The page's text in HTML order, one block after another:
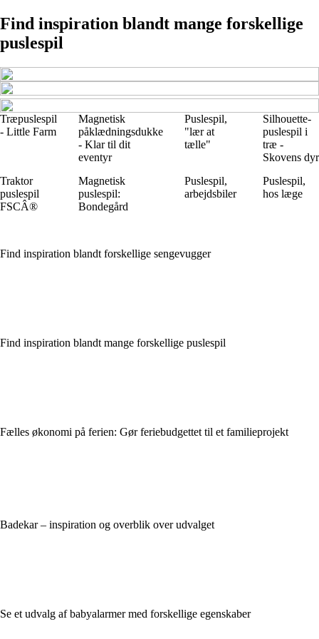
Find inspiration blandt mange forskellige
puslespil
Træpuslespil
- Little Farm
Magnetisk
påklædningsdukke
- Klar til dit
eventyr
Puslespil,
"lær at
tælle"
Silhouette-
puslespil i
træ -
Skovens dyr
Traktor
puslespil
FSCÂ®
Magnetisk
puslespil:
Bondegård
Puslespil,
arbejdsbiler
Puslespil,
hos læge
Find inspiration blandt forskellige sengevugger
Find inspiration blandt mange forskellige puslespil
Fælles økonomi på ferien: Gør feriebudgettet til et familieprojekt
Badekar – inspiration og overblik over udvalget
Se et udvalg af babyalarmer med forskellige egenskaber